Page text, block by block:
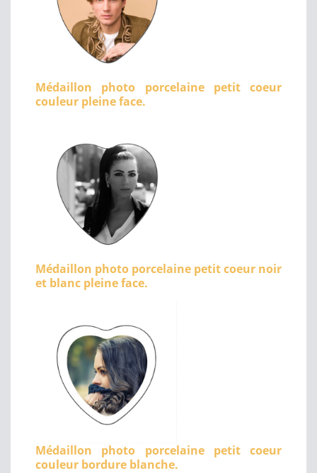
Médaillon photo porcelaine petit coeur
couleur pleine face.
Médaillon photo porcelaine petit coeur noir
et blanc pleine face.
Médaillon photo porcelaine petit coeur
couleur bordure blanche.